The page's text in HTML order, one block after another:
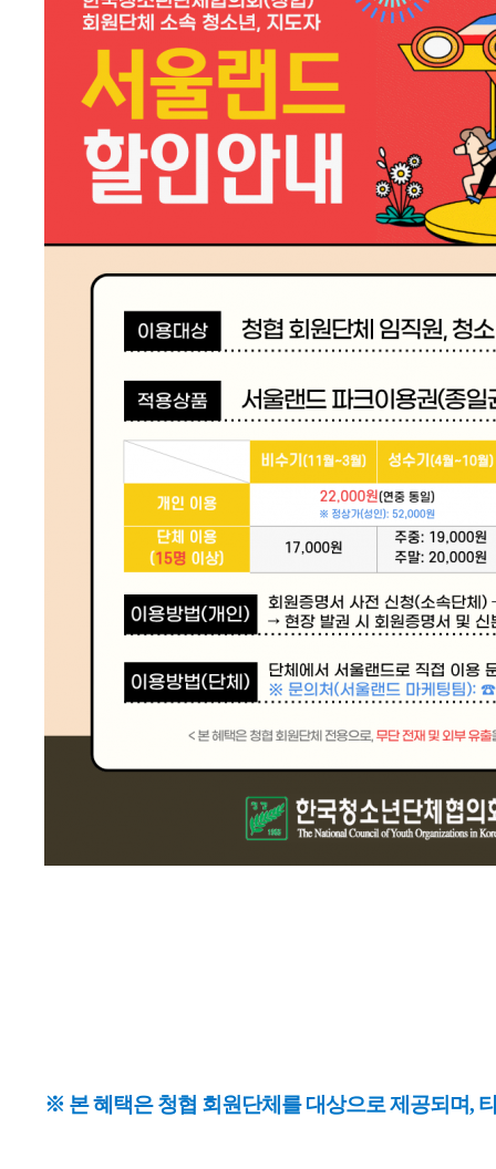
※ 본 혜택은 청협 회원단체를 대상으로 제공되며,